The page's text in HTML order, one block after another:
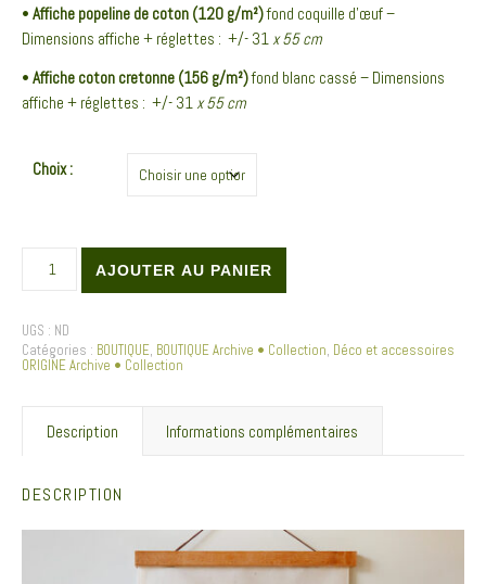
• Affiche popeline de coton (120 g/m²)fond coquille d’œuf –
Dimensions affiche + réglettes : +/- 31x 55 cm
• Affiche coton cretonne (156 g/m²)fond blanc cassé – Dimensions
affiche + réglettes : +/- 31x 55 cm
Choix :
AJOUTER AU PANIER
UGS : ND
Catégories : BOUTIQUE, BOUTIQUE Archive • Collection, Déco et accessoires
ORIGINE Archive • Collection
Description Informations complémentaires
DESCRIPTION